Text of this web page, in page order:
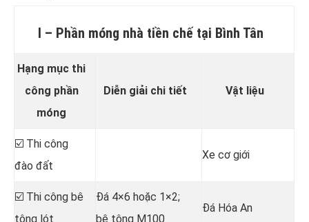
I – Phần móng nhà tiền chế tại Bình Tân
Hạng mục thi
công phần
móng
Diễn giải chi tiết Vật liệu
☑️ Thi công
đào đất
Xe cơ giới
☑️ Thi công bê
tông lót
Đá 4×6 hoặc 1×2;
bê tông M100
Đá Hóa An